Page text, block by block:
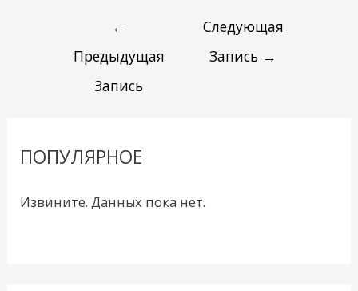
←
Предыдущая
Запись
Следующая
Запись →
ПОПУЛЯРНОЕ
Извините. Данных пока нет.